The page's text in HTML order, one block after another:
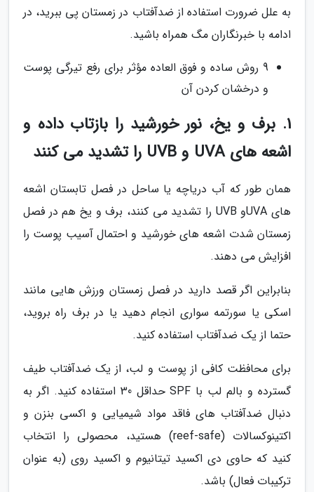
به علل ضرورت استفاده از ضدآفتاب در زمستان پی ببرید، در
ادامه با خبرنگاران مگ همراه باشید.
9 روش ساده و فوق العاده مؤثر برای رفع تیرگی پوست
و درخشان کردن آن
1. برف و یخ، نور خورشید را بازتاب داده و
اشعه های UVA و UVB را تشدید می کنند
همان طور که آب دریاچه یا ساحل در فصل تابستان اشعه
های UVAو UVB را تشدید می کنند، برف و یخ هم در فصل
زمستان شدت اشعه های خورشید و احتمال آسیب پوست را
افزایش می دهند.
بنابراین اگر قصد دارید در فصل زمستان ورزش هایی مانند
اسکی یا سورتمه سواری انجام دهید یا در برف راه بروید،
حتما از یک ضدآفتاب استفاده کنید.
برای محافظت کافی از پوست و لب، از یک ضدآفتاب طیف
گسترده و بالم لب با SPF حداقل 30 استفاده کنید. اگر به
دنبال ضدآفتاب های فاقد مواد شیمیایی و اکسی بنزن و
اکتینوکسالات (reef-safe) هستید، محصولی را انتخاب
کنید که حاوی دی اکسید تیتانیوم و اکسید روی (به عنوان
ترکیبات فعال) باشد.